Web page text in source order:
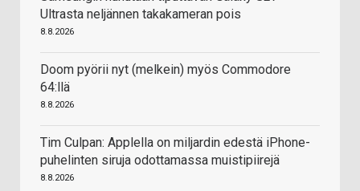
Ultrasta neljännen takakameran pois
8.8.2026
Doom pyörii nyt (melkein) myös Commodore
64:llä
8.8.2026
Tim Culpan: Applella on miljardin edestä iPhone-
puhelinten siruja odottamassa muistipiirejä
8.8.2026